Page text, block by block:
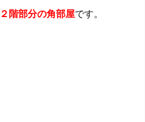
２階部分の角部屋です。